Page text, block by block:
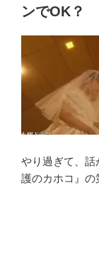
ンでOK？
やり過ぎて、話
護のカホコ』の